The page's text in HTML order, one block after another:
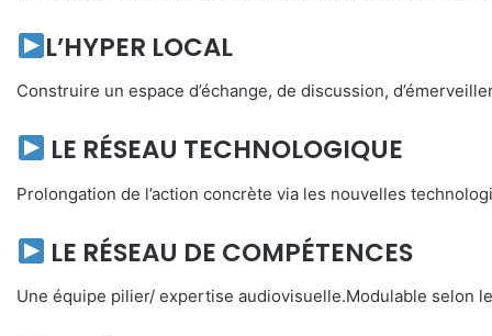
L’HYPER LOCAL
Construire un espace d’échange, de discussion,
LE RÉSEAU TECHNOLOGIQUE
Prolongation de l’action concrète via les nouvelles
LE RÉSEAU DE COMPÉTENCES
Une équipe pilier/ expertise audiovisuelle.Modulable selon